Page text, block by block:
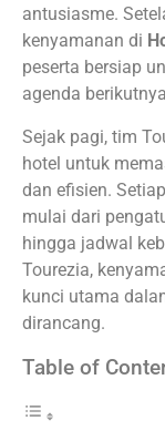
antusiasme.
kenyamanan di
peserta bersiap
agenda
Sejak pagi, tim
hotel untuk
dan efisien.
mulai dari
hingga jadwal
Tourezia,
kunci utama
dirancang.
Table of